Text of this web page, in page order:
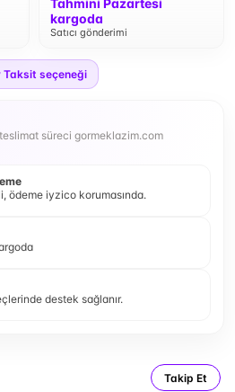
Tahmini Pazartesi
kargoda
Satıcı gönderimi
Taksit seçeneği
teslimat süreci gormeklazim.com
ödeme iyzico korumasında.
destek sağlanır.
Takip Et